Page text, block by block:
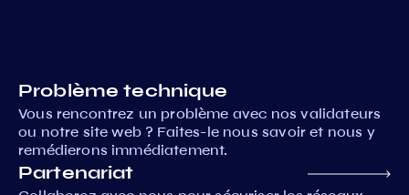
Problème technique
Vous rencontrez un problème avec nos validateurs
ou notre site web ? Faites-le nous savoir et nous y
remédierons immédiatement.
Partenariat